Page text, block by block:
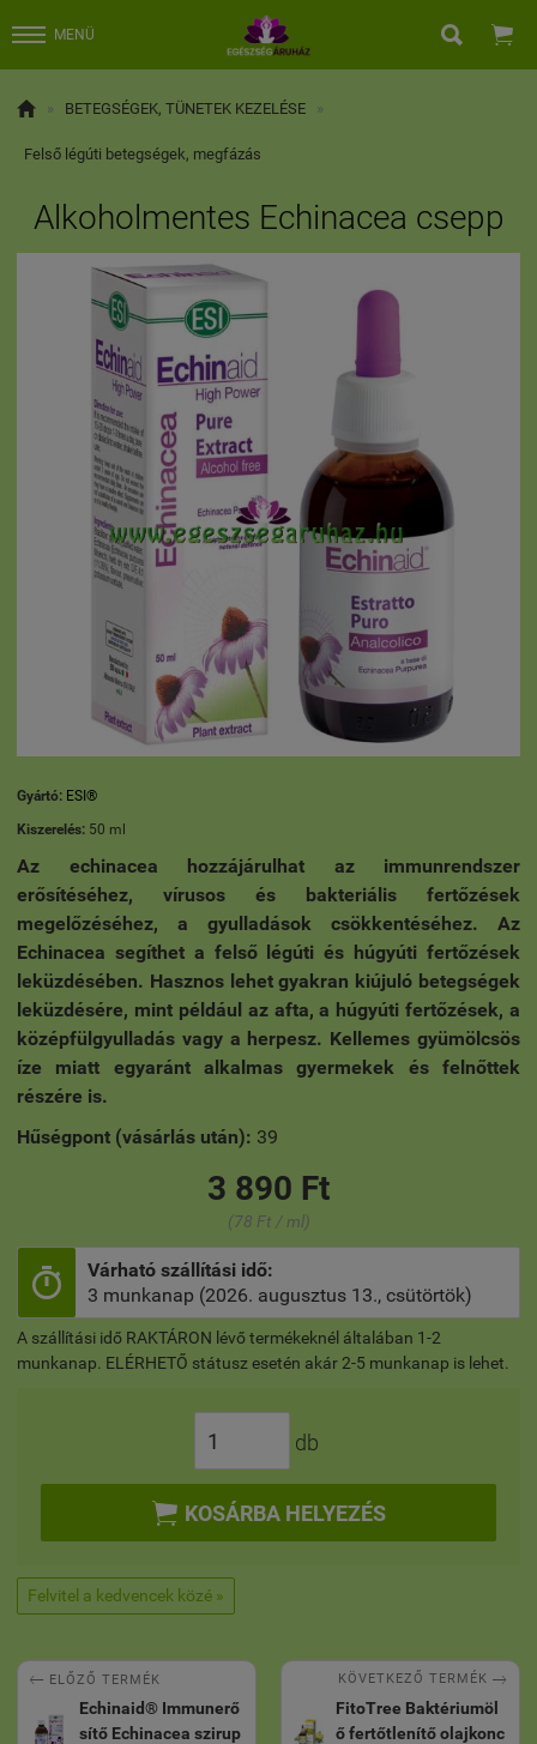
MENÜ  
 » BETEGSÉGEK, TÜNETEK KEZELÉSE »
Felső légúti betegségek, megfázás
Alkoholmentes Echinacea csepp
Gyártó: ESI®
Kiszerelés: 50 ml
Az echinacea hozzájárulhat az immunrendszer
erősítéséhez, vírusos és bakteriális fertőzések
megelőzéséhez, a gyulladások csökkentéséhez. Az
Echinacea segíthet a felső légúti és húgyúti fertőzések
leküzdésében. Hasznos lehet gyakran kiújuló betegségek
leküzdésére, mint például az afta, a húgyúti fertőzések, a
középfülgyulladás vagy a herpesz. Kellemes gyümölcsös
íze miatt egyaránt alkalmas gyermekek és felnőttek
részére is.
Hűségpont (vásárlás után): 39
3 890 Ft
(78 Ft / ml)

Várható szállítási idő:
3 munkanap (2026. augusztus 13., csütörtök)
A szállítási idő RAKTÁRON lévő termékeknél általában 1-2
munkanap. ELÉRHETŐ státusz esetén akár 2-5 munkanap is lehet.
db
 KOSÁRBA HELYEZÉS
Felvitel a kedvencek közé »
 ELŐZŐ TERMÉK
Echinaid® Immunerő
sítő Echinacea szirup
KÖVETKEZŐ TERMÉK 
FitoTree Baktériumöl
ő fertőtlenítő olajkonc